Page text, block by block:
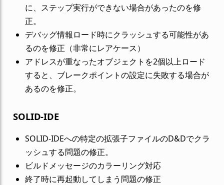
に、ステップ実行ができない場合があったのを修
正。
デバッグ情報ロード時にクラッシュする可能性があ
るのを修正（非常にレアケース）
アドレスが重なったオブジェクトを2個以上ロード
すると、ブレークポイントの設定に失敗する場合が
あるのを修正。
SOLID-IDE
SOLID-IDEへの特定の拡張子ファイルのD&Dでクラ
ッシュする問題の修正。
ビルドメッセージのカラーリング対応
終了時に再起動してしまう問題の修正